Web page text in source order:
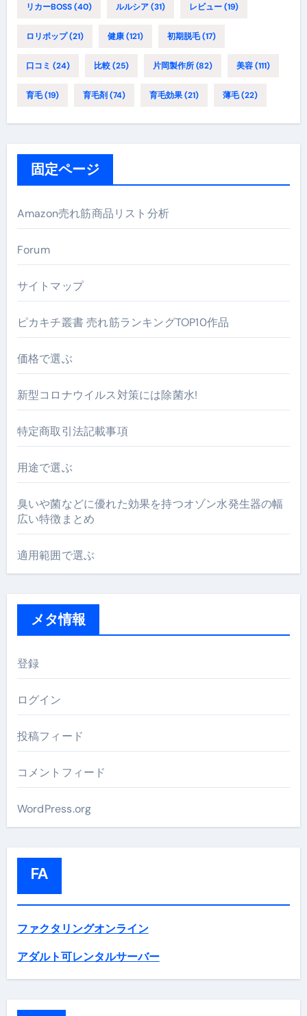
リカーBOSS(40) ルルシア(31) レビュー(19)
ロリポップ(21) 健康(121) 初期脱毛(17)
口コミ (24) 比較(25) 片岡製作所(82) 美容(111)
育毛(19) 育毛剤(74) 育毛効果(21) 薄毛(22)
固定ページ
Amazon売れ筋商品リスト分析
Forum
サイトマップ
ピカキチ叢書 売れ筋ランキングTOP10作品
価格で選ぶ
新型コロナウイルス対策には除菌水!
特定商取引法記載事項
用途で選ぶ
臭いや菌などに優れた効果を持つオゾン水発生器の幅
広い特徴まとめ
適用範囲で選ぶ
メタ情報
登録
ログイン
投稿フィード
コメントフィード
WordPress.org
FA
ファクタリングオンライン
アダルト可レンタルサーバー